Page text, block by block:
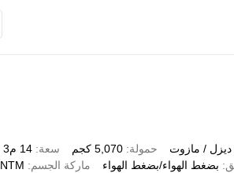
ديزل / مازوت حمولة 5,070 كجم سعة 14 م3
بضغط الهواء/بضغط الهواء ماركة الجسم NTM